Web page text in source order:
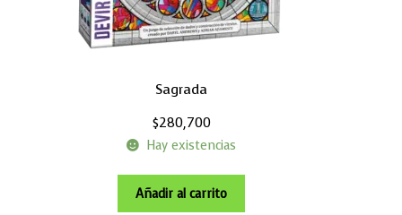
Sagrada
$280,700
Hay existencias
Añadir al carrito